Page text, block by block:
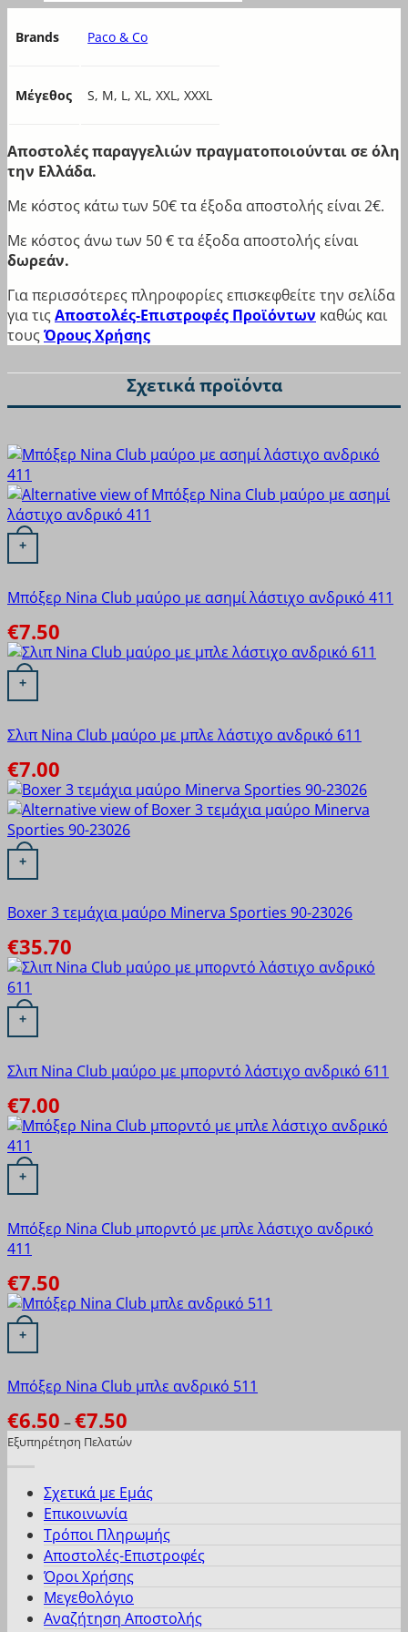
KOTA
Mad Box
Minerva
Natura
Norddiva
Ox Socks
Paco & Co
Sexen
Sloggi
STEP
Vienetta
Vtex socks
WALK
Xcode
ΓΙΩΤΑ
ΟΔΥΣΣΕΥ
Πουρνάρα
Brands Paco & Co
Μέγεθος S, M, L, XL, XXL, XXXL
Αποστολές παραγγελιών πραγματοποιούνται σε όλη
την Ελλάδα.
Με κόστος κάτω των 50€ τα έξοδα αποστολής είναι 2€.
Με κόστος άνω των 50 € τα έξοδα αποστολής είναι
δωρεάν.
Για περισσότερες πληροφορίες επισκεφθείτε την σελίδα
για τις Αποστολές-Επιστροφές Προϊόντων καθώς και
τους Όρους Χρήσης
Σχετικά προϊόντα
+
Αυτό το προϊόν έχει πολλαπλές παραλλαγές. Οι
Μπόξερ Nina Club μαύρο με ασημί λάστιχο ανδρικό 411
€7.50
+
Αυτό το προϊόν έχει πολλαπλές παραλλαγές. Οι
Σλιπ Nina Club μαύρο με μπλε λάστιχο ανδρικό 611
€7.00
+
Αυτό το προϊόν έχει πολλαπλές παραλλαγές. Οι
Boxer 3 τεμάχια μαύρο Minerva Sporties 90-23026
€35.70
+
Αυτό το προϊόν έχει πολλαπλές παραλλαγές. Οι
Σλιπ Nina Club μαύρο με μπορντό λάστιχο ανδρικό 611
€7.00
+
Αυτό το προϊόν έχει πολλαπλές παραλλαγές. Οι
Μπόξερ Nina Club μπορντό με μπλε λάστιχο ανδρικό
411
€7.50
+
Αυτό το προϊόν έχει πολλαπλές παραλλαγές. Οι
Μπόξερ Nina Club μπλε ανδρικό 511
€6.50 –€7.50range:
€6.50
Εξυπηρέτηση Πελατών
Σχετικά με Εμάς
Επικοινωνία
Τρόποι Πληρωμής
Αποστολές-Επιστροφές
Όροι Χρήσης
Μεγεθολόγιο
Αναζήτηση Αποστολής